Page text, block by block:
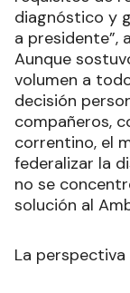
diagnóstico y
a presidente”,
Aunque
volumen a
decisión
compañeros,
correntino, el
federalizar la
no se
solución al
La